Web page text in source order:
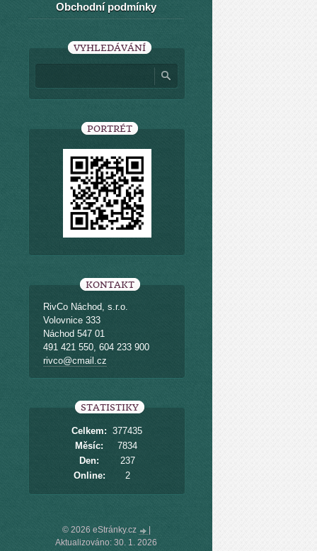
Obchodní podmínky
VYHLEDÁVÁNÍ
PORTRÉT
KONTAKT
RivCo Náchod, s.r.o.
Volovnice 333
Náchod 547 01
491 421 550, 604 233 900
rivco@cmail.cz
STATISTIKY
Online: 2
Celkem: 377435
Měsíc:
7834
Den:
237
© 2026 eStránky.cz
Aktualizováno: 30. 1. 2026